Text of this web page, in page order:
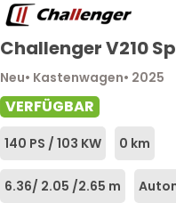
Challenger V210
Neu• Kastenwagen• 2025
VERFÜGBAR
140 PS / 103 KW 0 km
6.36/ 2.05 /2.65 m